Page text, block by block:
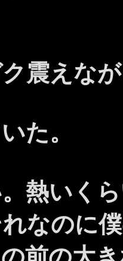
震えな
た。
熱いく
なのに